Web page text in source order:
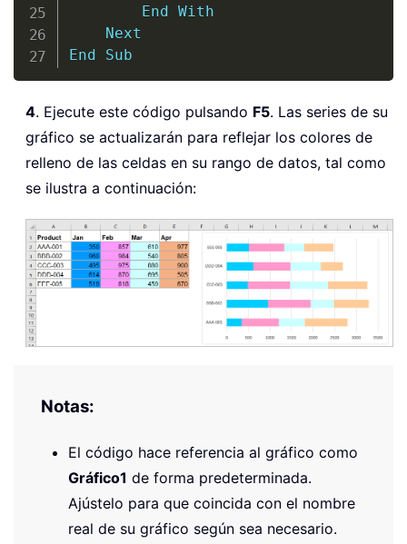
End With
Next
End
Sub
4. Ejecute este código pulsando F5. Las series de su
gráfico se actualizarán para reflejar los colores de
relleno de las celdas en su rango de datos, tal como
se ilustra a continuación:
Notas:
El código hace referencia al gráfico como
Gráfico1 de forma predeterminada.
Ajústelo para que coincida con el nombre
real de su gráfico según sea necesario.